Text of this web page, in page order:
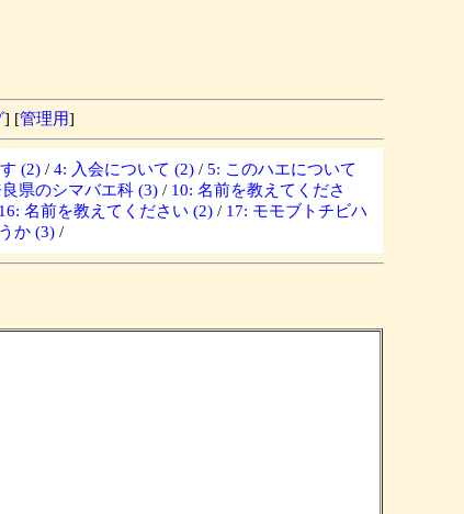
] [管理用]
(2) / 4: 入会について (2) / 5: このハエについて
県のシマバエ科 (3) / 10: 名前を教えてくださ
16: 名前を教えてください (2) / 17: モモブトチビハ
か (3) /